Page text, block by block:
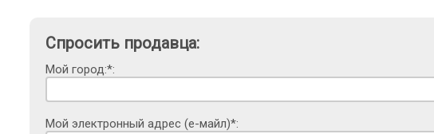
Спросить продавца:
Мой город:*:
Мой электронный адрес (е-майл)*: